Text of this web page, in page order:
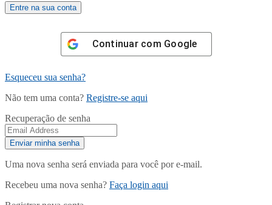
Continuar com Google
Esqueceu sua senha?
Não tem uma conta? Registre-se aqui
Recuperação de senha
Uma nova senha será enviada para você por e-mail.
Recebeu uma nova senha? Faça login aqui